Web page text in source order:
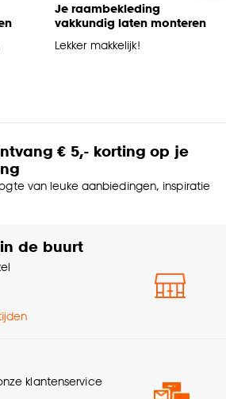
Je raambekleding
vakkundig laten monteren
Lekker makkelijk!
€ 5,- korting op je
van leuke aanbiedingen, inspiratie
de buurt
klantenservice